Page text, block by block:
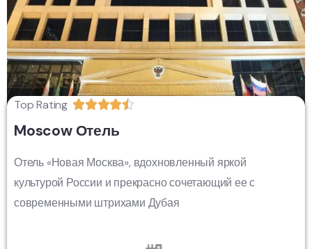
Top Rating 
Moscow Отель
Отель «Новая Москва», вдохновленный яркой
культурой России и прекрасно сочетающий ее с
современными штрихами Дубая